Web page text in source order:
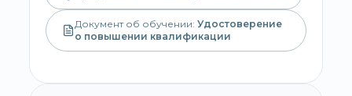
Документ об обучении: Удостоверение
о повышении квалификации